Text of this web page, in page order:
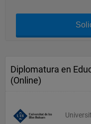
Diplomatura en
(Online)